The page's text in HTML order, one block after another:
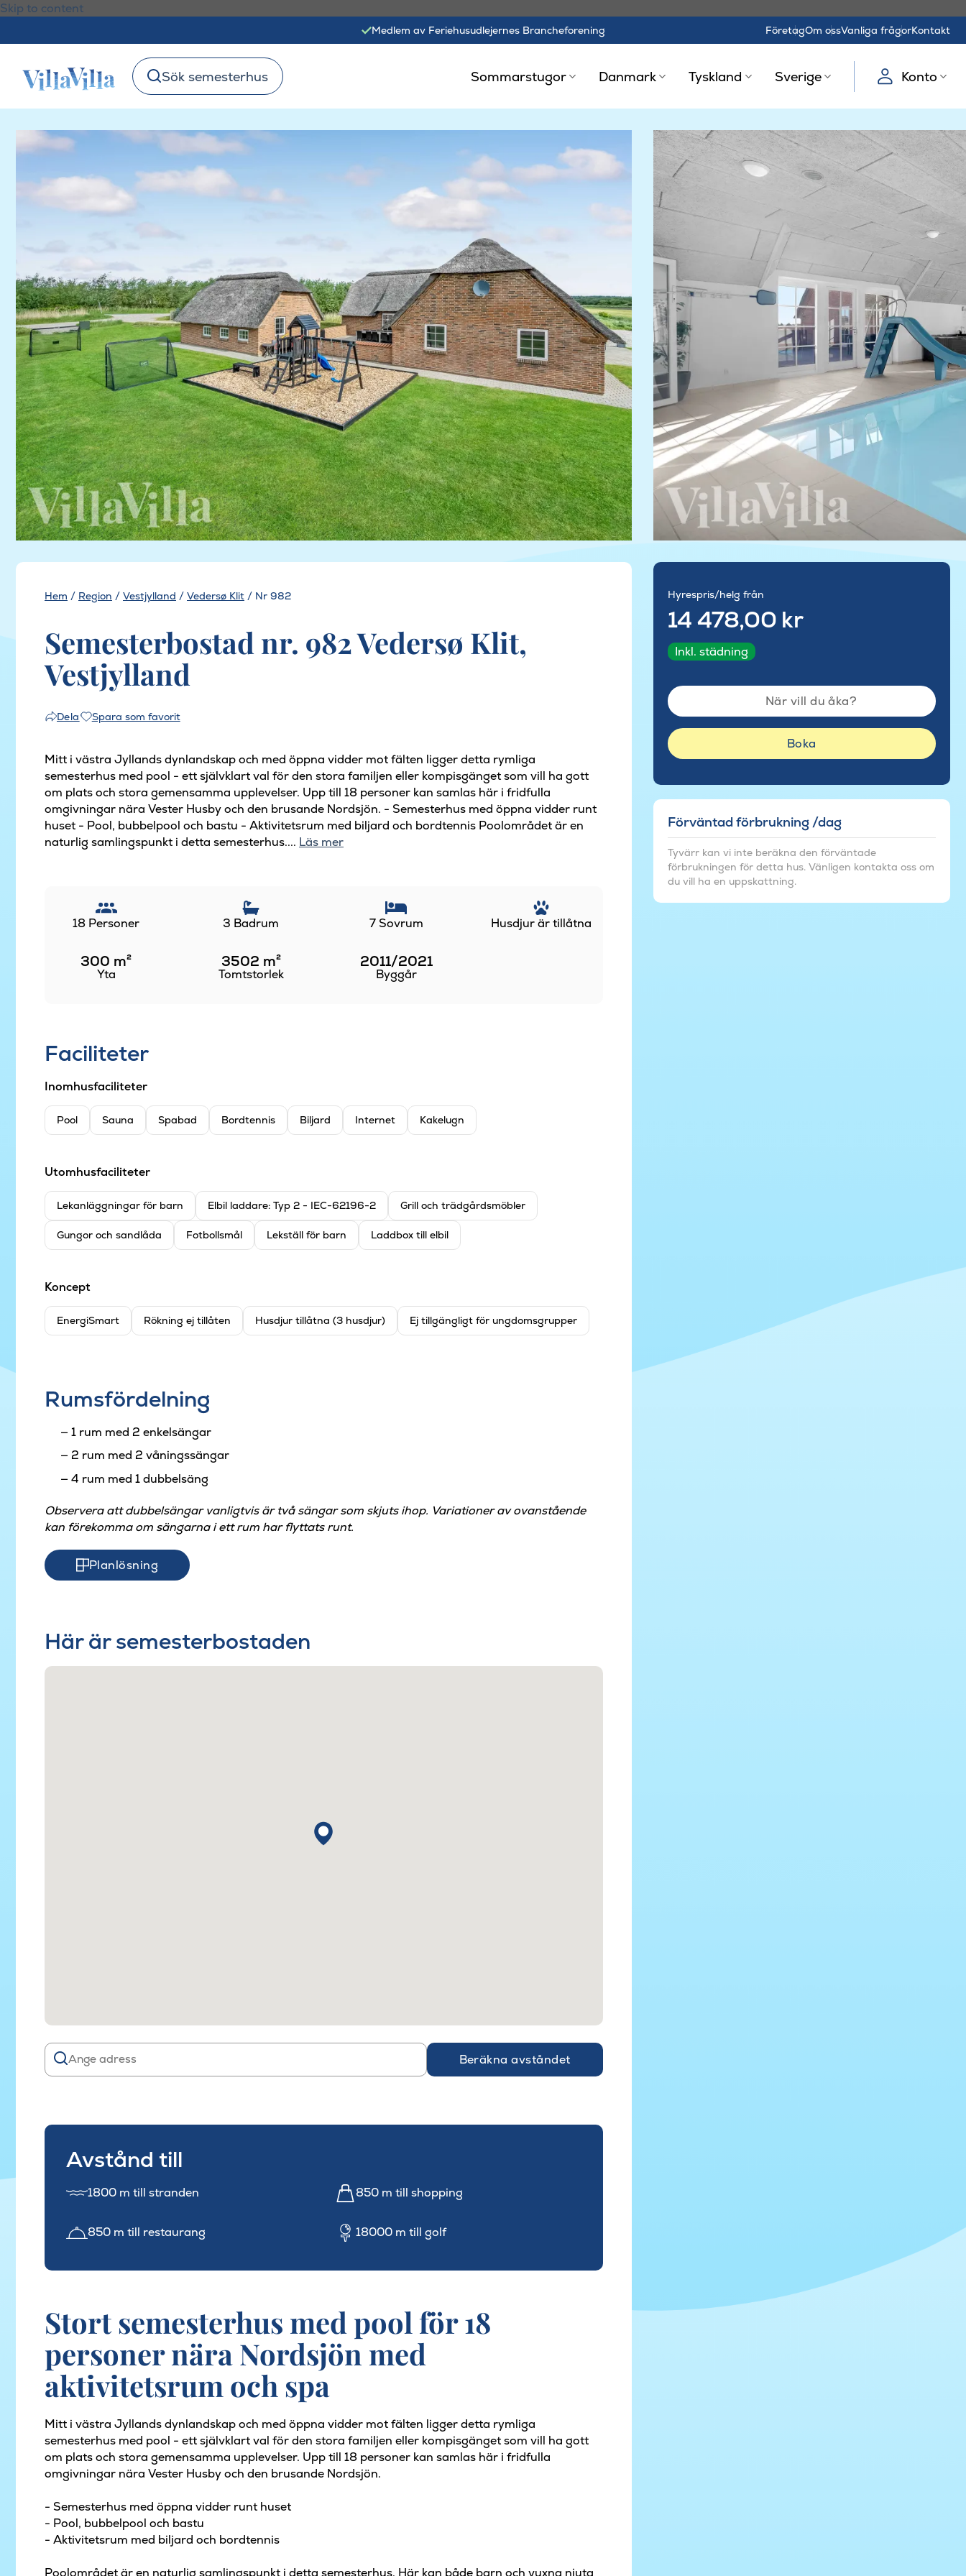
Skip to content
Medlem av Feriehusudlejernes Brancheforening FöretagOm ossVanliga frågorKontakt
Sök semesterhus Sommarstugor Danmark Tyskland Sverige Konto
Hem / Region / Vestjylland / Vedersø Klit / Nr 982
Semesterbostad nr. 982 Vedersø Klit,
Vestjylland
Dela Spara som favorit
Mitt i västra Jyllands dynlandskap och med öppna vidder mot fälten ligger detta rymliga
semesterhus med pool - ett självklart val för den stora familjen eller kompisgänget som vill ha gott
om plats och stora gemensamma upplevelser. Upp till 18 personer kan samlas här i fridfulla
omgivningar nära Vester Husby och den brusande Nordsjön. - Semesterhus med öppna vidder runt
huset - Pool, bubbelpool och bastu - Aktivitetsrum med biljard och bordtennis Poolområdet är en
naturlig samlingspunkt i detta semesterhus.... Läs mer
18 Personer 3 Badrum 7 Sovrum Husdjur är tillåtna
300 m²
Yta
3502 m²
Tomtstorlek
2011/2021
Byggår
Faciliteter
Inomhusfaciliteter
Pool Sauna Spabad Bordtennis Biljard Internet Kakelugn
Utomhusfaciliteter
Lekanläggningar för barn Elbil laddare: Typ 2 - IEC-62196-2 Grill och trädgårdsmöbler
Gungor och sandlåda Fotbollsmål Lekställ för barn Laddbox till elbil
Koncept
EnergiSmart Rökning ej tillåten Husdjur tillåtna (3 husdjur) Ej tillgängligt för ungdomsgrupper
Rumsfördelning
1 rum med 2 enkelsängar
2 rum med 2 våningssängar
4 rum med 1 dubbelsäng
Observera att dubbelsängar vanligtvis är två sängar som skjuts ihop. Variationer av ovanstående
kan förekomma om sängarna i ett rum har flyttats runt.
Planlösning
Här är semesterbostaden
Beräkna avståndet
Avstånd till
1800 m till stranden 850 m till shopping
850 m till restaurang 18000 m till golf
Stort semesterhus med pool för 18
personer nära Nordsjön med
aktivitetsrum och spa
Mitt i västra Jyllands dynlandskap och med öppna vidder mot fälten ligger detta rymliga
semesterhus med pool - ett självklart val för den stora familjen eller kompisgänget som vill ha gott
om plats och stora gemensamma upplevelser. Upp till 18 personer kan samlas här i fridfulla
omgivningar nära Vester Husby och den brusande Nordsjön.
- Semesterhus med öppna vidder runt huset
- Pool, bubbelpool och bastu
- Aktivitetsrum med biljard och bordtennis
Poolområdet är en naturlig samlingspunkt i detta semesterhus. Här kan både barn och vuxna njuta
Hyrespris/helg från
14 478,00 kr
Inkl. städning
När vill du åka?
Boka
Förväntad förbrukning /dag
Tyvärr kan vi inte beräkna den förväntade
förbrukningen för detta hus. Vänligen kontakta oss om
du vill ha en uppskattning.